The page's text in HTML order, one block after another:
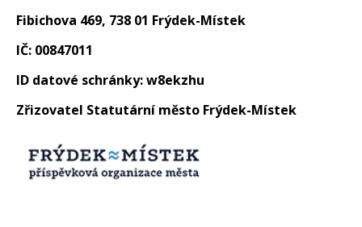
Fibichova 469, 738 01 Frýdek-Místek
IČ: 00847011
ID datové schránky: w8ekzhu
Zřizovatel Statutární město Frýdek-Místek